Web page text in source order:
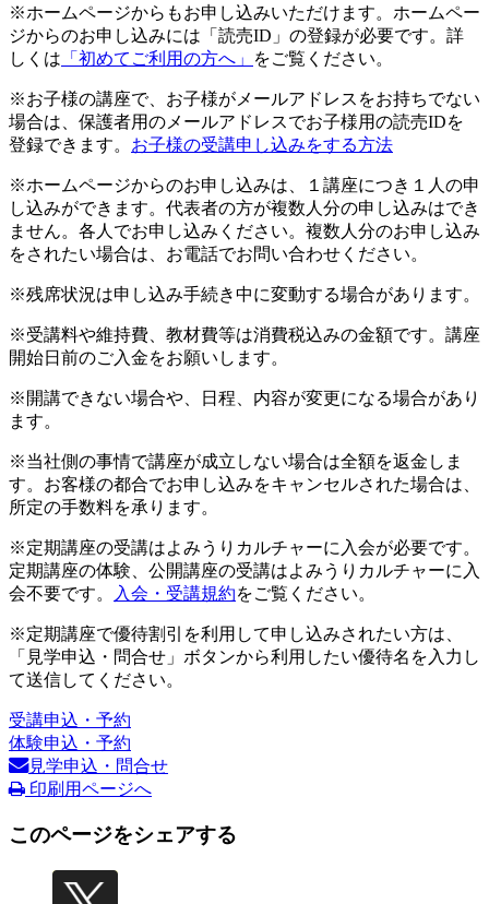
※ホームページからもお申し込みいただけます。ホームペー
ジからのお申し込みには「読売ID」の登録が必要です。詳
しくは 「初めてご利用の方へ」 をご覧ください。
※お子様の講座で、お子様がメールアドレスをお持ちでない
場合は、保護者用のメールアドレスでお子様用の読売IDを
登録できます。 お子様の受講申し込みをする方法
※ホームページからのお申し込みは、１講座につき１人の申
し込みができます。代表者の方が複数人分の申し込みはでき
ません。各人でお申し込みください。複数人分のお申し込み
をされたい場合は、お電話でお問い合わせください。
※残席状況は申し込み手続き中に変動する場合があります。
※受講料や維持費、教材費等は消費税込みの金額です。講座
開始日前のご入金をお願いします。
※開講できない場合や、日程、内容が変更になる場合があり
ます。
※当社側の事情で講座が成立しない場合は全額を返金しま
す。お客様の都合でお申し込みをキャンセルされた場合は、
所定の手数料を承ります。
※定期講座の受講はよみうりカルチャーに入会が必要です。
定期講座の体験、公開講座の受講はよみうりカルチャーに入
会不要です。
入会・受講規約をご覧ください。
※定期講座で優待割引を利用して申し込みされたい方は、
「見学申込・問合せ」ボタンから利用したい優待名を入力し
て送信してください。
受講申込・予約
体験申込・予約
見学申込・問合せ
印刷用ページへ
このページをシェアする